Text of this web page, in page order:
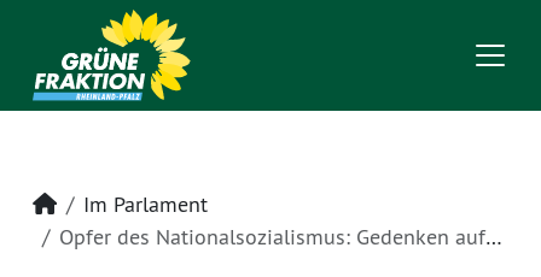
Startseite
Im Parlament
Opfer des Nationalsozialismus: Gedenken aufrechterhalten – Verantwortung leben – Homosexuellenverfolgung weiter aufarbeiten